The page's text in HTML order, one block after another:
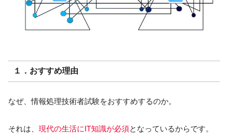
１．おすすめ理由
なぜ、情報処理技術者試験をおすすめするのか。
それは、 現代の生活にIT知識が必須となっているからです。